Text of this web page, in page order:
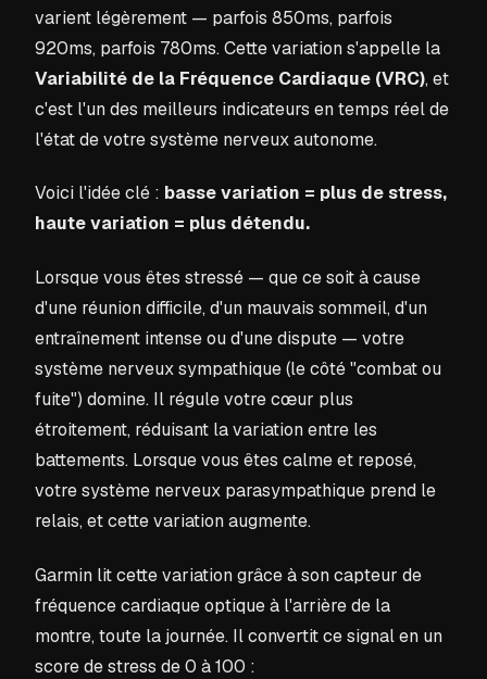
varient légèrement — parfois 850ms, parfois
920ms, parfois 780ms. Cette variation s'appelle la
Variabilité de la Fréquence Cardiaque (VRC), et
c'est l'un des meilleurs indicateurs en temps réel de
l'état de votre système nerveux autonome.
Voici l'idée clé : basse variation = plus de stress,
haute variation = plus détendu.
Lorsque vous êtes stressé — que ce soit à cause
d'une réunion difficile, d'un mauvais sommeil, d'un
entraînement intense ou d'une dispute — votre
système nerveux sympathique (le côté "combat ou
fuite") domine. Il régule votre cœur plus
étroitement, réduisant la variation entre les
battements. Lorsque vous êtes calme et reposé,
votre système nerveux parasympathique prend le
relais, et cette variation augmente.
Garmin lit cette variation grâce à son capteur de
fréquence cardiaque optique à l'arrière de la
montre, toute la journée. Il convertit ce signal en un
score de stress de 0 à 100 :